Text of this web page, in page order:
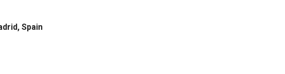
Spain